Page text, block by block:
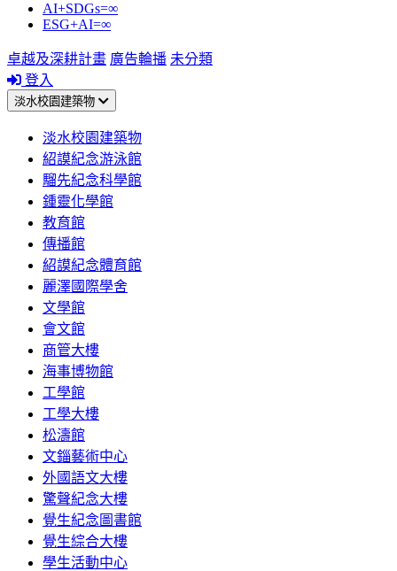
AI+SDGs=∞
ESG+AI=∞
卓越及深耕計畫 廣告輪播 未分類
登入
淡水校園建築物
淡水校園建築物
紹謨紀念游泳館
騮先紀念科學館
鍾靈化學館
教育館
傳播館
紹謨紀念體育館
麗澤國際學舍
文學館
會文館
商管大樓
海事博物館
工學館
工學大樓
松濤館
文錙藝術中心
外國語文大樓
驚聲紀念大樓
覺生紀念圖書館
覺生綜合大樓
學生活動中心